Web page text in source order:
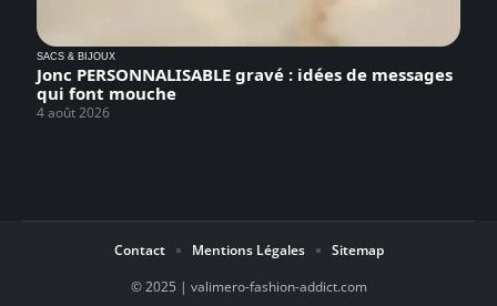
SACS & BIJOUX
Jonc PERSONNALISABLE gravé : idées de messages
qui font mouche
4 août 2026
© 2025 | valimero-fashion-addict.com
Contact Mentions Légales Sitemap